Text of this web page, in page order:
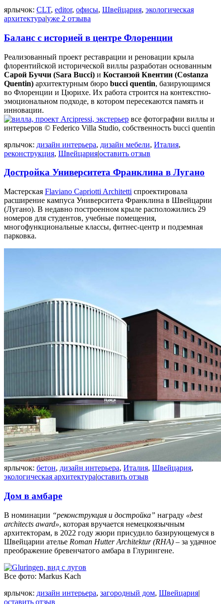
ярлычок: CLT, editor, офисы, Швейцария, экологическая
архитектура|уже 2 отзыва
Баланс с историей в центре Флоренции
Реализованный проект реставрации и реновации крыла
флорентийской исторической виллы разработан основанным
Сарой Буччи (Sara Bucci) и Костанзой Квентин (Costanza
Quentin) архитектурным бюро bucci quentin, базирующимся
во Флоренции и Цюрихе. Их работа строится на контекстно-
эмоциональном подходе, в котором пересекаются память и
инновации.
все фотографии виллы и
интерьеров © Federico Villa Studio, собственность bucci quentin
ярлычок: дизайн интерьера, дизайн мебели, Италия,
реконструкция, Швейцария|оставить отзыв
Достройка Университета Франклина в Лугано
Мастерская Flaviano Capriotti Architetti спроектировала
расширение кампуса Университета Франклина в Швейцарии
(Лугано). В недавно построенном крыле расположились 29
номеров для студентов, учебные помещения,
многофункциональные классы, фитнес-центр и подземная
парковка.
ярлычок: бетон, дизайн интерьера, Италия, Швейцария,
экологическая архитектура|оставить отзыв
Дом в амбаре
В номинации “реконструкция и достройка” награду «best
architects award», которая вручается немецкоязычным
архитекторам, в 2022 году жюри присудило базирующемуся в
Швейцарии ателье Roman Hutter Architektur (RHA) – за удачное
преображение бревенчатого амбара в Глурингене.
Все фото: Markus Kach
ярлычок: дизайн интерьера, загородный дом, Швейцария|
оставить отзыв